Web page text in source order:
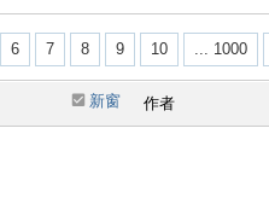
6 7 8 9 10 ... 1000
新窗 作者